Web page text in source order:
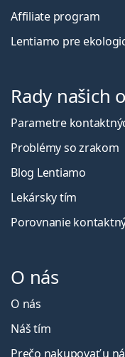
Affiliate program
Lentiamo pre
Rady našich
Parametre
Problémy so zrakom
Blog Lentiamo
Lekársky tím
Porovnanie
O nás
O nás
Náš tím
Prečo nakupovať u